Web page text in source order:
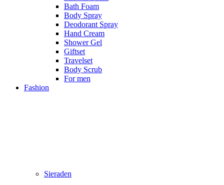
Bath Foam
Body Spray
Deodorant Spray
Hand Cream
Shower Gel
Giftset
Travelset
Body Scrub
For men
Fashion
Sieraden